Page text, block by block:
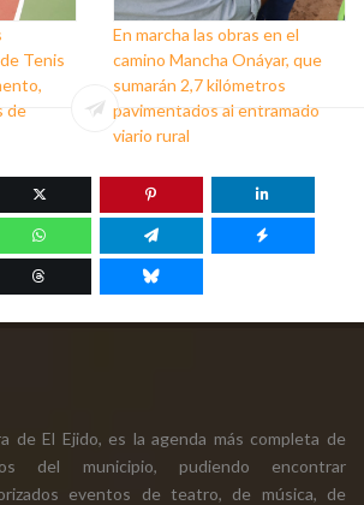
Tenis
de
En marcha las obras en el
camino Mancha Onáyar, que
sumarán 2,7 kilómetros
pavimentados al entramado
viario rural
de El Ejido, es la agenda más completa de
del municipio, pudiendo encontrar
eventos de teatro, de música, de